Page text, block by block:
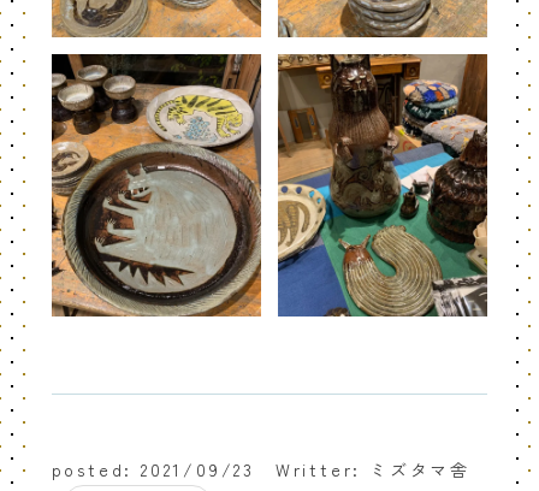
posted: 2021/09/23
Writter: ミズタマ舎